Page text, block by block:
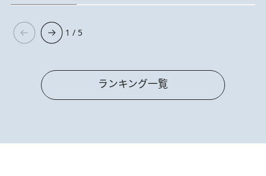
1 / 5
ランキング一覧